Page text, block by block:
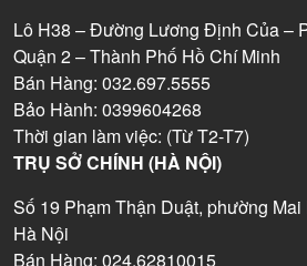
Lô H38 – Đường Lương Định Của –
Quận 2 – Thành Phố Hồ Chí Minh
Bán Hàng: 032.697.5555
Bảo Hành: 0399604268
Thời gian làm việc: (Từ T2-T7)
TRỤ SỞ CHÍNH (HÀ NỘI)
Số 19 Phạm Thận Duật, phường
Hà Nội
Bán Hàng: 024.62810015